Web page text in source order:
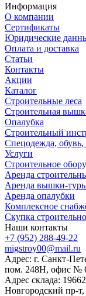
Информация
О компании
Сертификаты
Юридические
Оплата и доставка
Статьи
Контакты
Акции
Каталог
Строительные леса
Строительная
Опалубка
Строительный
Спецодежда,
Услуги
Строительное
Аренда
Аренда вышки-
Аренда опалубки
Комплексное
Скупка
Наши контакты
+7 (952) 288-49-22
migstroy00@mail.ru
Адрес: г. Санкт-
пом. 248Н, офис №
Адрес склада:
Новгородский пр-т,